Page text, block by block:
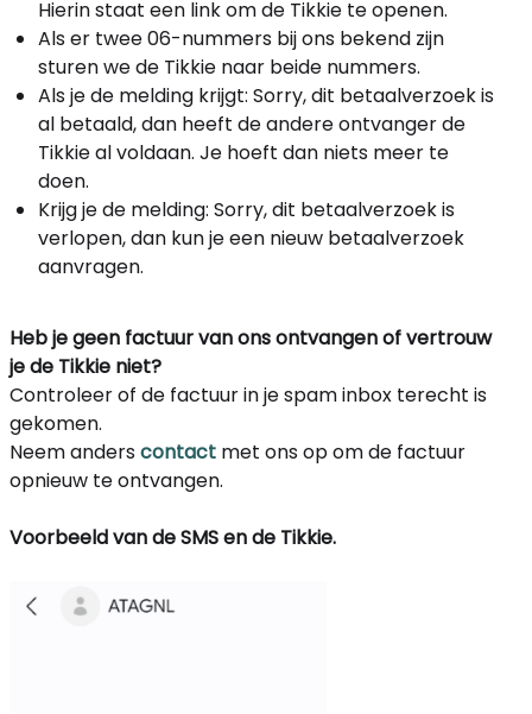
Hierin staat een link om de Tikkie te openen.
Als er twee 06-nummers bij ons bekend zijn
sturen we de Tikkie naar beide nummers.
Als je de melding krijgt: Sorry, dit betaalverzoek is
al betaald, dan heeft de andere ontvanger de
Tikkie al voldaan. Je hoeft dan niets meer te
doen.
Krijg je de melding: Sorry, dit betaalverzoek is
verlopen, dan kun je een nieuw betaalverzoek
aanvragen.
Heb je geen factuur van ons ontvangen of vertrouw
je de Tikkie niet?
Controleer of de factuur in je spam inbox terecht is
gekomen.
Neem anderscontact met ons op om de factuur
opnieuw te ontvangen.
Voorbeeld van de SMS en de Tikkie.